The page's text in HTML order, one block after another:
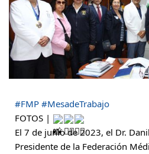
#FMP #MesadeTrabajo
FOTOS |
El 7 de junio de 2023, el Dr.
Presidente de la Federación